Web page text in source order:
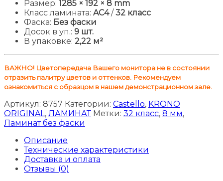
Размер: 1285 × 192 × 8 mm
Класс ламината: AC4/ 32 класс
Фаска: Без фаски
Досок в уп.: 9 шт.
В упаковке: 2,22 м²
ВАЖНО! Цветопередача Вашего монитора не в состоянии
отразить палитру цветов и оттенков. Рекомендуем
ознакомиться с образцом в нашемдемонстрационном зале.
Артикул: 8757 Категории: Castello, KRONO
ORIGINAL, ЛАМИНАТ Метки: 32 класс, 8 мм,
Ламинат без фаски
Описание
Технические характеристики
Доставка и оплата
Отзывы (0)